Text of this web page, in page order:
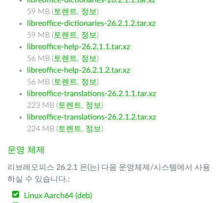
59 MB ( 토렌트, 정보 )
libreoffice-dictionaries-26.2.1.2.tar.xz
59 MB ( 토렌트, 정보 )
libreoffice-help-26.2.1.1.tar.xz
56 MB ( 토렌트, 정보 )
libreoffice-help-26.2.1.2.tar.xz
56 MB ( 토렌트, 정보 )
libreoffice-translations-26.2.1.1.tar.xz
223 MB ( 토렌트, 정보 )
libreoffice-translations-26.2.1.2.tar.xz
224 MB ( 토렌트, 정보 )
운영 체제
리브레오피스 26.2.1 은(는) 다음 운영체제/시스템에서 사용
하실 수 있습니다.:
Linux Aarch64 (deb)